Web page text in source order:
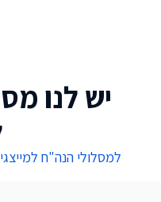
יש לנו
למסלולי הנה"ח